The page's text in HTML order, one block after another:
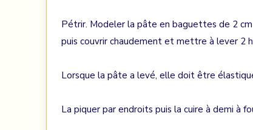
Pétrir. Modeler la pâte en baguettes de 2
puis couvrir chaudement et mettre à lever 2
Lorsque la pâte a levé, elle doit être
La piquer par endroits puis la cuire à demi à